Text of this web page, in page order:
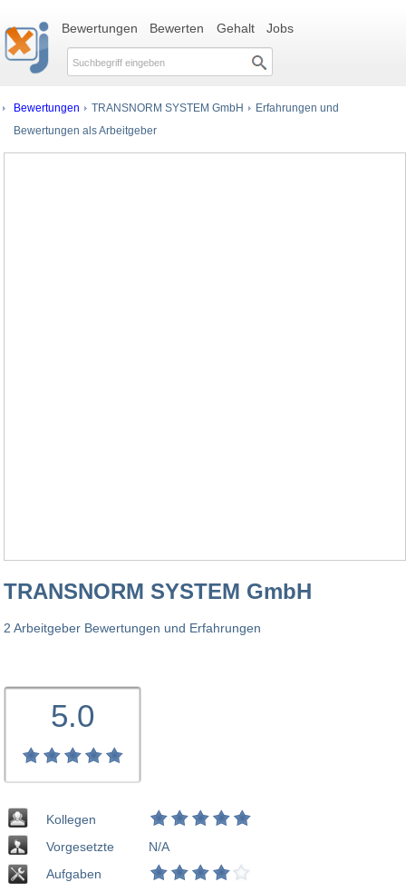
Bewertungen Bewerten Gehalt Jobs
Bewertungen TRANSNORM SYSTEM GmbH Erfahrungen und
Bewertungen als Arbeitgeber
TRANSNORM SYSTEM GmbH
2 Arbeitgeber Bewertungen und Erfahrungen
5.0
Kollegen
Vorgesetzte
Aufgaben
N/A